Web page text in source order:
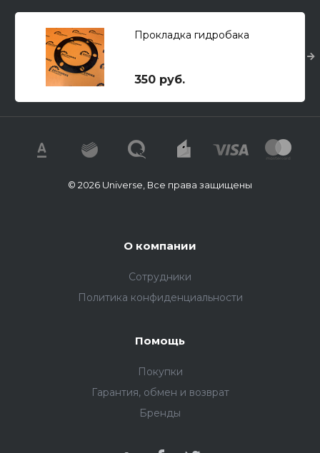
Прокладка гидробака
350 руб.
© 2026 Universe, Все права защищены
О компании
Сотрудники
Политика конфиденциальности
Помощь
Покупки
Гарантия, обмен и возврат
Бренды